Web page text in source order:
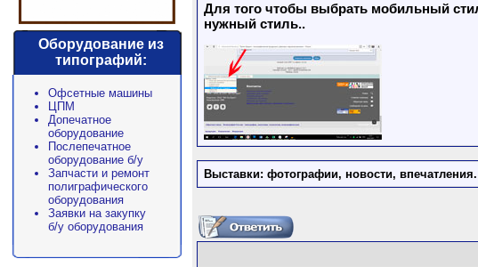
Оборудование из
типографий:
Офсетные машины
ЦПМ
Допечатное
оборудование
Послепечатное
оборудование б/у
Запчасти и ремонт
полиграфического
оборудования
Заявки на закупку
б/у оборудования
Для того чтобы выбрать мобильный
нужный стиль..
Выставки: фотографии, новости, впечатления.